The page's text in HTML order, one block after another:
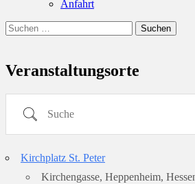
Anfahrt
Suchen
Suchen
nach:
Veranstaltungsorte
Suche
Kirchplatz St. Peter
Kirchengasse, Heppenheim,